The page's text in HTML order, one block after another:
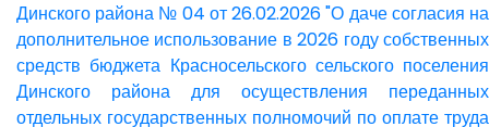
Динского района № 04 от 26.02.2026 "О даче согласия на
дополнительное использование в 2026 году собственных
средств бюджета Красносельского сельского поселения
Динского района для осуществления переданных
отдельных государственных полномочий по оплате труда